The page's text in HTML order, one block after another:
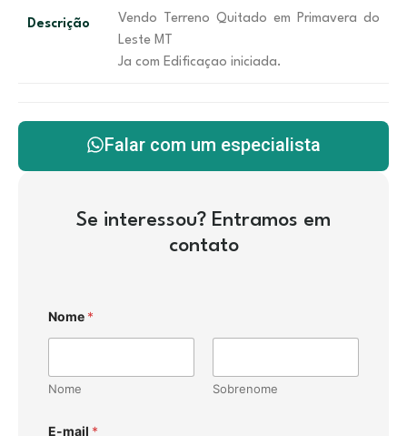
Descrição
Vendo Terreno Quitado em Primavera do
Leste MT
Ja com Edificaçao iniciada.
Falar com um especialista
Se interessou? Entramos em
contato
Nome *
Nome Sobrenome
E-mail *